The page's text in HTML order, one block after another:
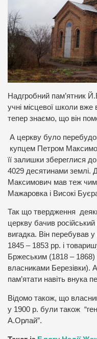
Надгробний пам’ятник
учні місцевої школи
тепер знаємо, що він
А церкву було
купцем Петром
її залишки збереглися
4029 десятинами землі.
Максимович мав теж
Мажаровка і Високі
Так що твердження
церкву бачив
вигадка. Він перебував
1845 – 1853 рр. і
Бржеським (1818 –
власниками Березівки).
пам’ятати навіть внука
Відомо також, що
у 1900 р. були також
А.Орлай”.